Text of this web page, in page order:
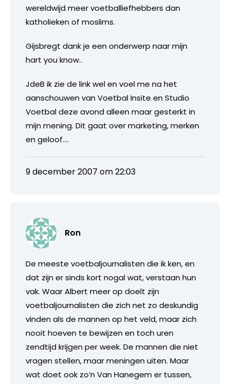
wereldwijd meer voetballiefhebbers dan
katholieken of moslims.
Gijsbregt dank je een onderwerp naar mijn
hart you know..
JdeB ik zie de link wel en voel me na het
aanschouwen van Voetbal Insite en Studio
Voetbal deze avond alleen maar gesterkt in
mijn mening. Dit gaat over marketing, merken
en geloof….
9 december 2007 om 22:03
Ron
De meeste voetbaljournalisten die ik ken, en
dat zijn er sinds kort nogal wat, verstaan hun
vak. Waar Albert meer op doelt zijn
voetbaljournalisten die zich net zo deskundig
vinden als de mannen op het veld, maar zich
nooit hoeven te bewijzen en toch uren
zendtijd krijgen per week. De mannen die niet
vragen stellen, maar meningen uiten. Maar
wat doet ook zo’n Van Hanegem er tussen,